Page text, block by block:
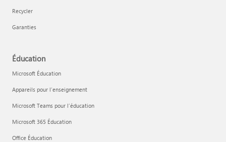
Recycler
Garanties
Éducation
Microsoft Éducation
Appareils pour l’enseignement
Microsoft Teams pour l’éducation
Microsoft 365 Éducation
Office Éducation